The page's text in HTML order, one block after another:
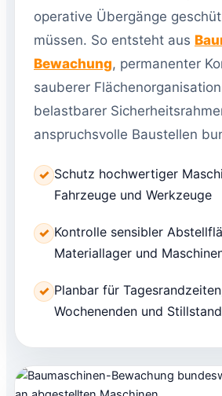
operative Übergänge
müssen. So entsteht aus
Bewachung, permanenter
sauberer
belastbarer
anspruchsvolle Baustellen
✓ Schutz hochwertiger
Fahrzeuge und Werkzeuge
✓ Kontrolle sensibler
Materiallager und
✓ Planbar für
Wochenenden und Stillstand